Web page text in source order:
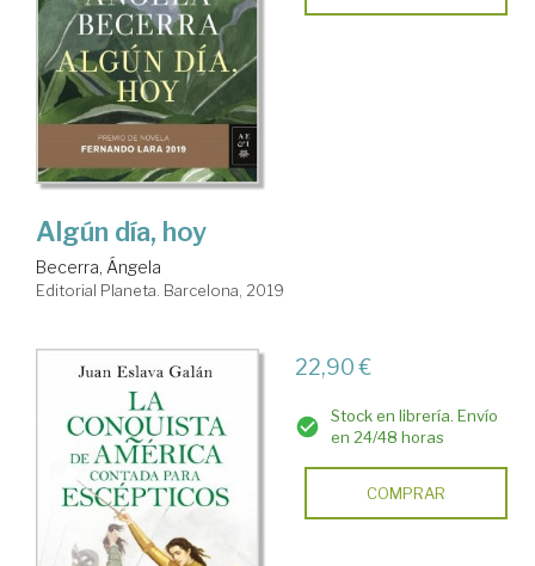
Algún día, hoy
Becerra, Ángela
Editorial Planeta. Barcelona, 2019
22,90 €
Stock en librería. Envío
en 24/48 horas
COMPRAR